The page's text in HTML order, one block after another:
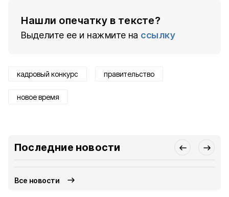
Нашли опечатку в тексте?
Выделите ее и нажмите на ссылку
кадровый конкурс правительство
новое время
Последние новости
Все новости